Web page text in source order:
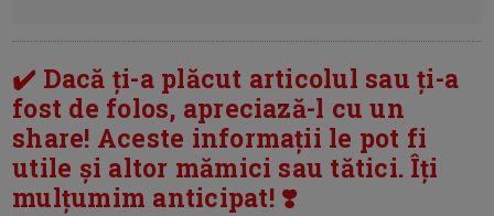
✔️ Dacă ți-a plăcut articolul sau ți-a
fost de folos, apreciază-l cu un
share! Aceste informații le pot fi
utile și altor mămici sau tătici. Îți
mulțumim anticipat! ❣️